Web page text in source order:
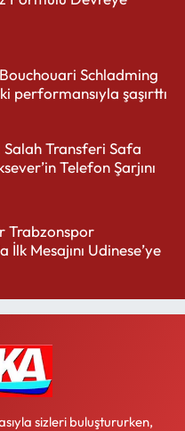
Schladming
performansıyla şaşırttı
Transferi Safa
Telefon Şarjını
Trabzonspor
İlk Mesajını Udinese’ye
sizleri buluştururken,